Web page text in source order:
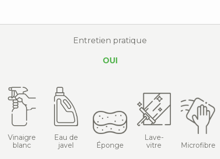
Entretien pratique
OUI
Vinaigre
blanc
Eau de
javel
Éponge
Lave-
vitre
Microfibre